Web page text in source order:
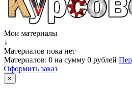
Мои материалы
↓
Материалов пока нет
Материалов: 0 на сумму 0 рублей
Оформить заказ
×